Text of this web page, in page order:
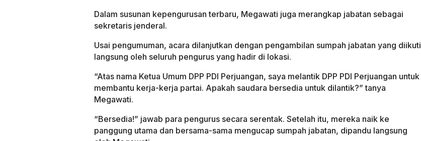
Dalam susunan kepengurusan terbaru, Megawati juga merangkap jabatan sebagai
sekretaris jenderal.
Usai pengumuman, acara dilanjutkan dengan pengambilan sumpah jabatan yang diikuti
langsung oleh seluruh pengurus yang hadir di lokasi.
“Atas nama Ketua Umum DPP PDI Perjuangan, saya melantik DPP PDI Perjuangan untuk
membantu kerja-kerja partai. Apakah saudara bersedia untuk dilantik?” tanya
Megawati.
“Bersedia!” jawab para pengurus secara serentak. Setelah itu, mereka naik ke
panggung utama dan bersama-sama mengucap sumpah jabatan, dipandu langsung